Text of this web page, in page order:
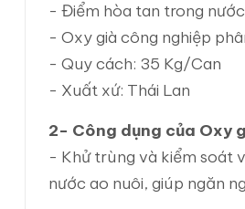
- Điểm hòa tan trong
- Oxy già công nghiệp
- Quy cách: 35 Kg/Can
- Xuất xứ: Thái Lan
2- Công dụng của Oxy
- Khử trùng và kiểm soát
nước ao nuôi, giúp ngăn